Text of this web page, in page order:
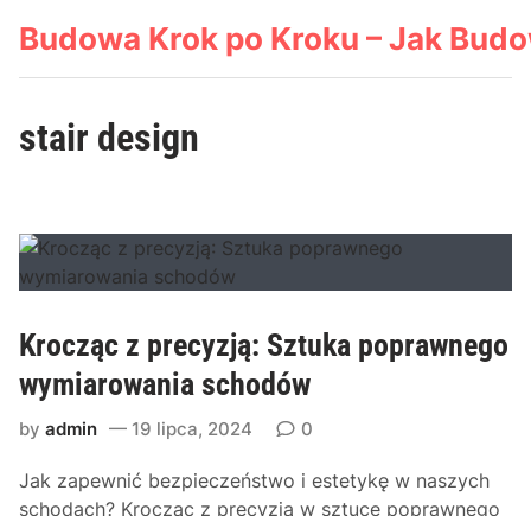
Budowa Krok po Kroku – Jak
stair design
Krocząc z precyzją: Sztuka poprawnego
wymiarowania schodów
byadmin 19 lipca, 2024 0
Jak zapewnić bezpieczeństwo i estetykę w naszych
schodach? Krocząc z precyzją w sztuce poprawnego